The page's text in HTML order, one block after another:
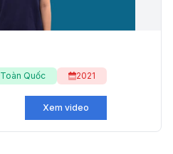
Toàn Quốc 2021
Xem video